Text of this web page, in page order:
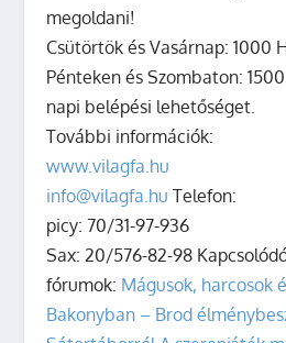
megoldani!
Csütörtök és Vasárnap: 1000
Pénteken és Szombaton:
napi belépési lehetőséget.
További információk:
www.vilagfa.hu
info@vilagfa.hu Telefon:
picy: 70/31-97-936
Sax: 20/576-82-98
fórumok: Mágusok, harcosok
Bakonyban – Brod